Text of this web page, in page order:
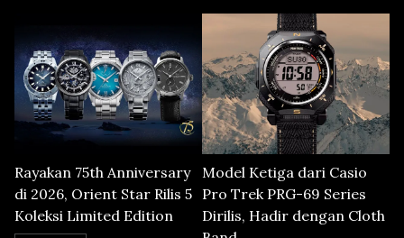
Rayakan 75th Anniversary
di 2026, Orient Star Rilis 5
Koleksi Limited Edition
Model Ketiga dari Casio
Pro Trek PRG-69 Series
Dirilis, Hadir dengan Cloth